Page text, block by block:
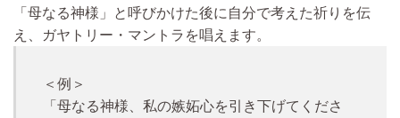
「母なる神様」と呼びかけた後に自分で考えた祈りを伝
え、ガヤトリー・マントラを唱えます。
＜例＞
「母なる神様、私の嫉妬心を引き下げてくださ